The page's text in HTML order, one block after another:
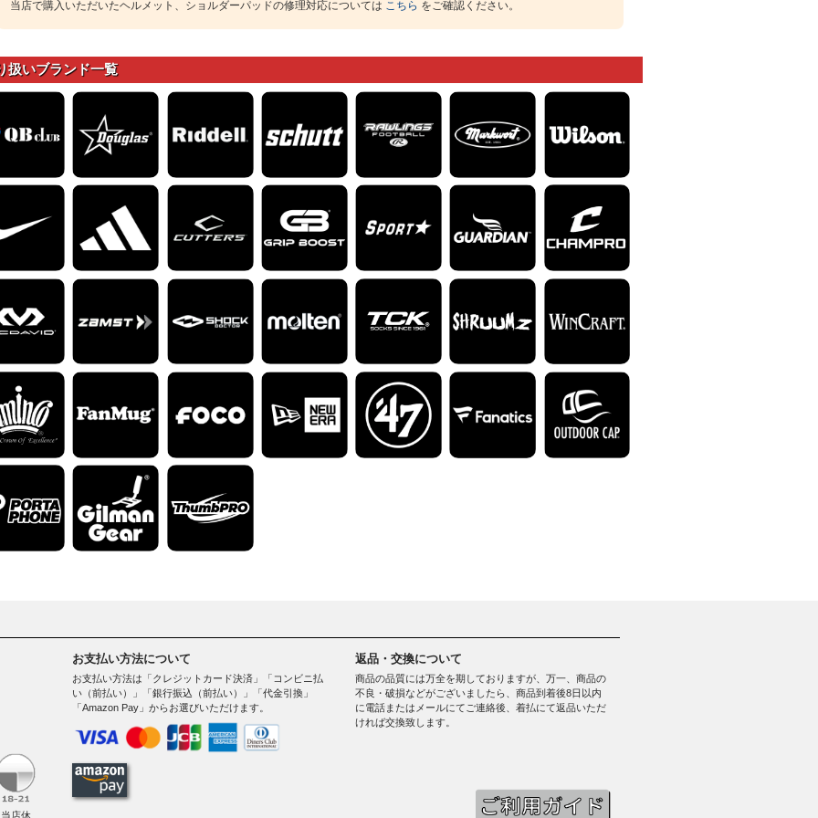
当店で購入いただいたヘルメット、ショルダーパッドの修理対応については こちら をご確認ください。
扱いブランド一覧
店休
お支払い方法について
お支払い方法は「クレジットカード決済」「コンビニ払
い（前払い）」「銀行振込（前払い）」「代金引換」
「Amazon Pay」からお選びいただけます。
返品・交換について
商品の品質には万全を期しておりますが、万一、商品の
不良・破損などがございましたら、商品到着後8日以内
に電話またはメールにてご連絡後、着払にて返品いただ
ければ交換致します。